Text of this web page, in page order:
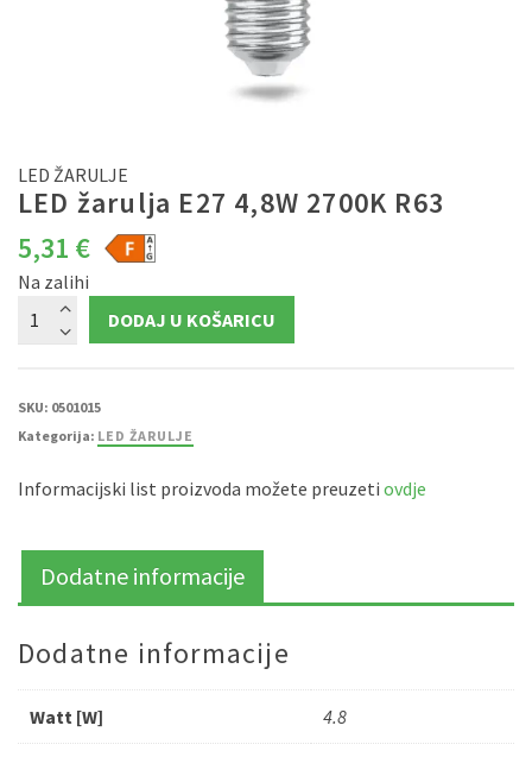
LED ŽARULJE
LED žarulja E27 4,8W 2700K R63
5,31 €
Na zalihi
žarulja
E27
količina
DODAJ U KOŠARICU
SKU: 0501015
Kategorija: LED ŽARULJE
Informacijski list proizvoda možete preuzeti ovdje
Dodatne informacije
Dodatne informacije
Watt [W] 4.8